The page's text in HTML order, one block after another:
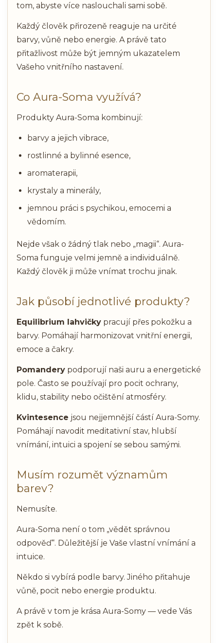
tom, abyste více naslouchali sami sobě.
Každý člověk přirozeně reaguje na určité
barvy, vůně nebo energie. A právě tato
přitažlivost může být jemným ukazatelem
Vašeho vnitřního nastavení.
Co Aura-Soma využívá?
Produkty Aura-Soma kombinují:
barvy a jejich vibrace,
rostlinné a bylinné esence,
aromaterapii,
krystaly a minerály,
jemnou práci s psychikou, emocemi a
vědomím.
Nejde však o žádný tlak nebo „magii“. Aura-
Soma funguje velmi jemně a individuálně.
Každý člověk ji může vnímat trochu jinak.
Jak působí jednotlivé produkty?
Equilibrium lahvičky pracují přes pokožku a
barvy. Pomáhají harmonizovat vnitřní energii,
emoce a čakry.
Pomandery podporují naši auru a energetické
pole. Často se používají pro pocit ochrany,
klidu, stability nebo očištění atmosféry.
Kvintesence jsou nejjemnější částí Aura-Somy.
Pomáhají navodit meditativní stav, hlubší
vnímání, intuici a spojení se sebou samými.
Musím rozumět významům
barev?
Nemusíte.
Aura-Soma není o tom „vědět správnou
odpověď“. Důležitější je Vaše vlastní vnímání a
intuice.
Někdo si vybírá podle barvy. Jiného přitahuje
vůně, pocit nebo energie produktu.
A právě v tom je krása Aura-Somy — vede Vás
zpět k sobě.